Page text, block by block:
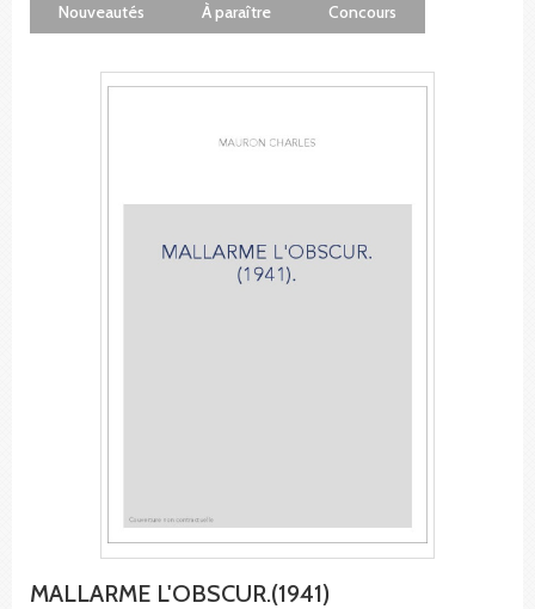
Nouveautés À paraître Concours
MALLARME L'OBSCUR.(1941)